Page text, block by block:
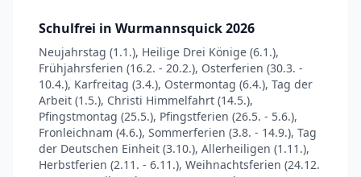
Schulfrei in Wurmannsquick 2026
Neujahrstag (1.1.), Heilige Drei Könige (6.1.),
Frühjahrsferien (16.2. - 20.2.), Osterferien (30.3. -
10.4.), Karfreitag (3.4.), Ostermontag (6.4.), Tag der
Arbeit (1.5.), Christi Himmelfahrt (14.5.),
Pfingstmontag (25.5.), Pfingstferien (26.5. - 5.6.),
Fronleichnam (4.6.), Sommerferien (3.8. - 14.9.), Tag
der Deutschen Einheit (3.10.), Allerheiligen (1.11.),
Herbstferien (2.11. - 6.11.), Weihnachtsferien (24.12.